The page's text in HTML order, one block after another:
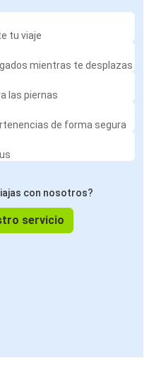
tu viaje
mientras te desplazas
las piernas
de forma segura
con nosotros?
servicio